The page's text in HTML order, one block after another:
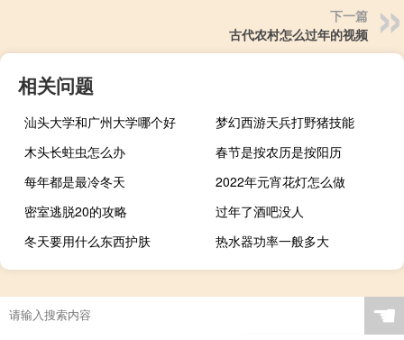
下一篇
古代农村怎么过年的视频
相关问题
汕头大学和广州大学哪个好
梦幻西游天兵打野猪技能
木头长蛀虫怎么办
春节是按农历是按阳历
每年都是最冷冬天
2022年元宵花灯怎么做
密室逃脱20的攻略
过年了酒吧没人
冬天要用什么东西护肤
热水器功率一般多大
☚